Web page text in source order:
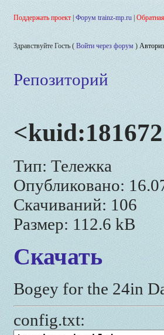
Поддержать проект Форум trainz-mp.ru
Здравствуйте Гость ( Войти через форум )
Репозиторий
Тип: Тележка
Опубликовано:
Скачиваний: 106
Размер: 112.6 kB
Скачать
Bogey for the 24in
config.txt: